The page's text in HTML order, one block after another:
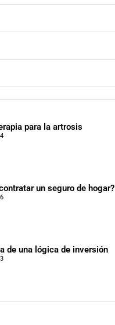
para la artrosis
un seguro de hogar?
de una lógica de inversión